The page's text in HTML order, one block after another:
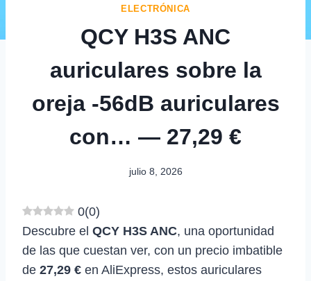
ELECTRÓNICA
QCY H3S ANC
auriculares sobre la
oreja -56dB auriculares
con… — 27,29 €
julio 8, 2026
0(0)
Descubre el QCY H3S ANC, una oportunidad
de las que cuestan ver, con un precio imbatible
de 27,29 € en AliExpress, estos auriculares